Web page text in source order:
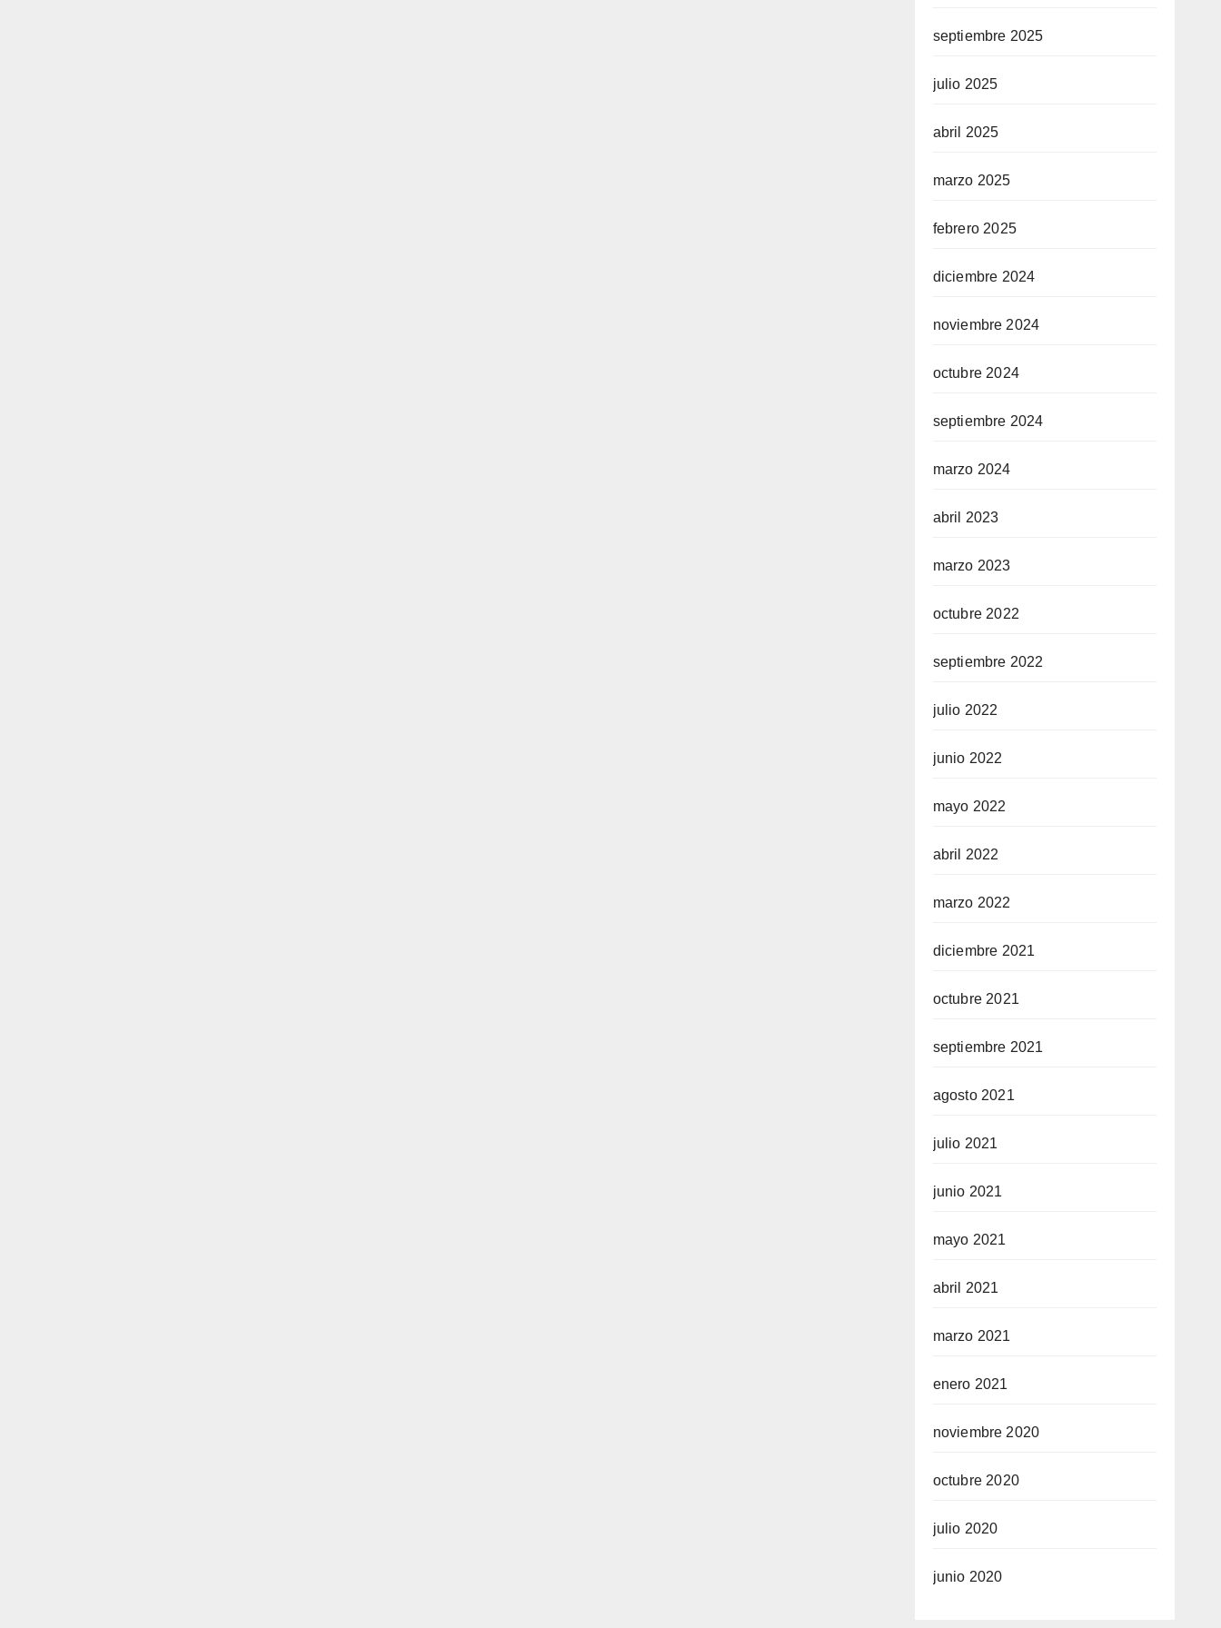
septiembre 2025
julio 2025
abril 2025
marzo 2025
febrero 2025
diciembre 2024
noviembre 2024
octubre 2024
septiembre 2024
marzo 2024
abril 2023
marzo 2023
octubre 2022
septiembre 2022
julio 2022
junio 2022
mayo 2022
abril 2022
marzo 2022
diciembre 2021
octubre 2021
septiembre 2021
agosto 2021
julio 2021
junio 2021
mayo 2021
abril 2021
marzo 2021
enero 2021
noviembre 2020
octubre 2020
julio 2020
junio 2020